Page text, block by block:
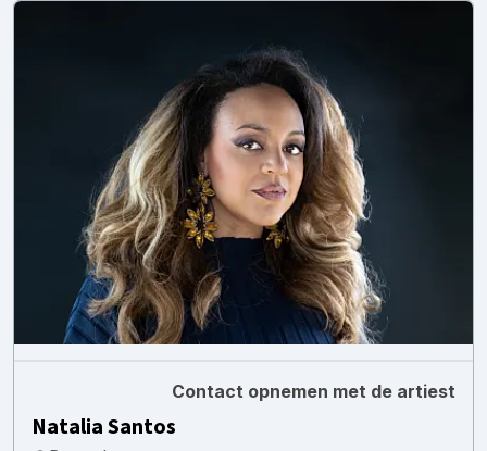
Contact opnemen met de artiest
Natalia Santos